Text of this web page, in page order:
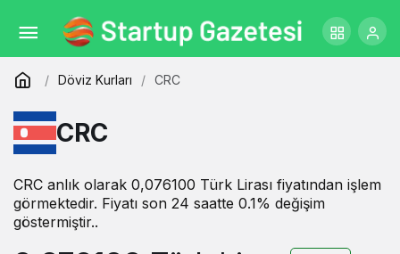
Döviz Kurları CRC
CRC
CRC anlık olarak 0,076100 Türk Lirası fiyatından işlem
görmektedir. Fiyatı son 24 saatte 0.1% değişim
göstermiştir..